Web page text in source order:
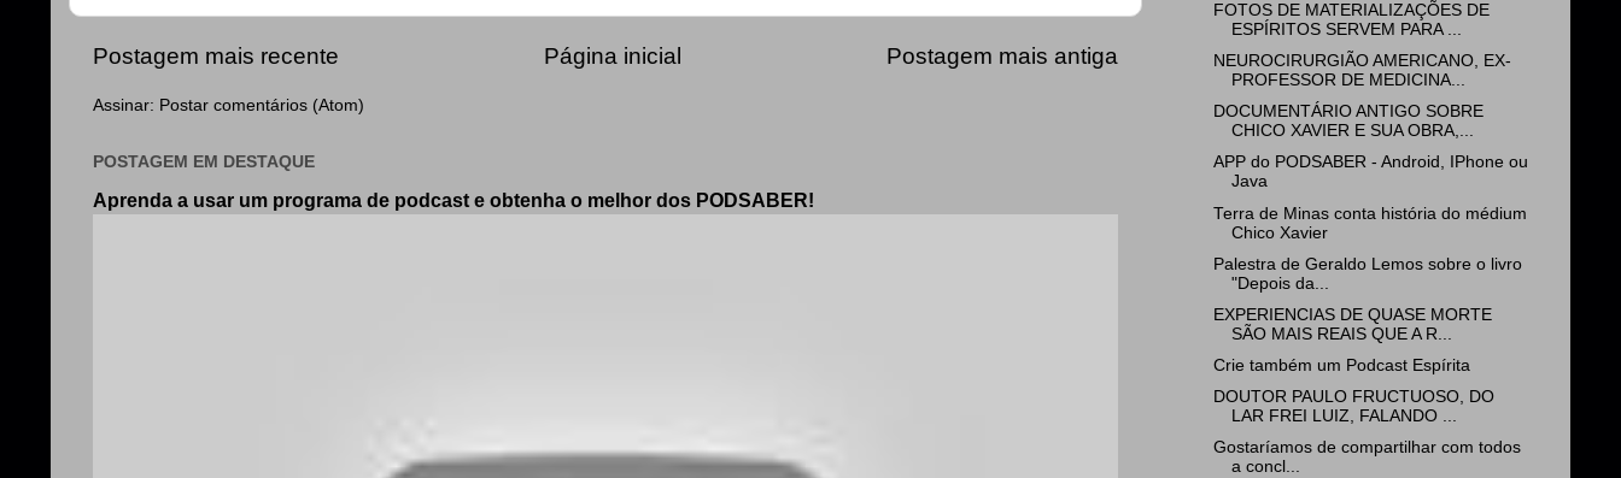
Postagem mais recente Postagem mais antiga
Página inicial
Assinar: Postar comentários (Atom)
POSTAGEM EM DESTAQUE
Aprenda a usar um programa de podcast e obtenha o melhor dos PODSABER!
FOTOS DE MATERIALIZAÇÕES DE
ESPÍRITOS SERVEM PARA ...
NEUROCIRURGIÃO AMERICANO, EX-
PROFESSOR DE MEDICINA...
DOCUMENTÁRIO ANTIGO SOBRE
CHICO XAVIER E SUA OBRA,...
APP do PODSABER - Android, IPhone ou
Java
Terra de Minas conta história do médium
Chico Xavier
Palestra de Geraldo Lemos sobre o livro
"Depois da...
EXPERIENCIAS DE QUASE MORTE
SÃO MAIS REAIS QUE A R...
Crie também um Podcast Espírita
DOUTOR PAULO FRUCTUOSO, DO
LAR FREI LUIZ, FALANDO ...
Gostaríamos de compartilhar com todos
a concl...